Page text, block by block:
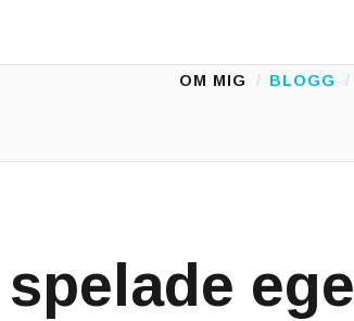
Main Menu
OM MIG BLOGG